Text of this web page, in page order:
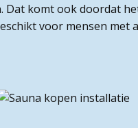
Dat komt ook doordat
voor mensen met